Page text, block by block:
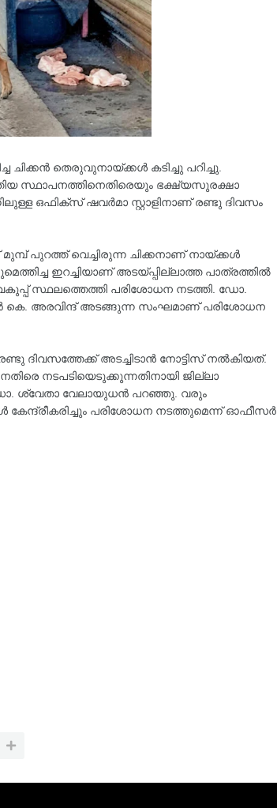
ചിക്കൻ തെരുവുനായ്ക്കൾ കടിച്ചു പറിച്ചു.
സ്ഥാപനത്തിനെതിരെയും ഭക്ഷ്യസുരക്ഷാ
ഒഫിക്സ് ഷവർമാ സ്റ്റാളിനാണ് രണ്ടു ദിവസം
പുറത്ത് വെച്ചിരുന്ന ചിക്കനാണ് നായ്ക്കൾ
ഇറച്ചിയാണ് അടയ്പ്പില്ലാത്ത പാത്രത്തിൽ
സ്ഥലത്തെത്തി പരിശോധന നടത്തി. ഡോ.
അരവിന്ദ് അടങ്ങുന്ന സംഘമാണ് പരിശോധന
ദിവസത്തേക്ക് അടച്ചിടാൻ നോട്ടിസ് നൽകിയത്.
നടപടിയെടുക്കുന്നതിനായി ജില്ലാ
ശ്വേതാ വേലായുധൻ പറഞ്ഞു. വരും
കേന്ദ്രീകരിച്ചും പരിശോധന നടത്തുമെന്ന് ഓഫീസർ